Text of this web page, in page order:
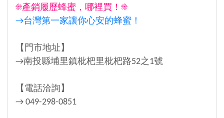
☀產銷履歷蜂蜜，哪裡買！☀
→台灣第一家讓你心安的蜂蜜！
【門市地址】
→南投縣埔里鎮枇杷里枇杷路52之1號
【電話洽詢】
→ 049-298-0851